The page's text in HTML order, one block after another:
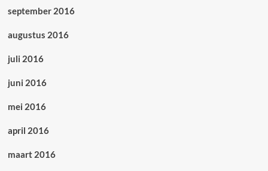
september 2016
augustus 2016
juli 2016
juni 2016
mei 2016
april 2016
maart 2016